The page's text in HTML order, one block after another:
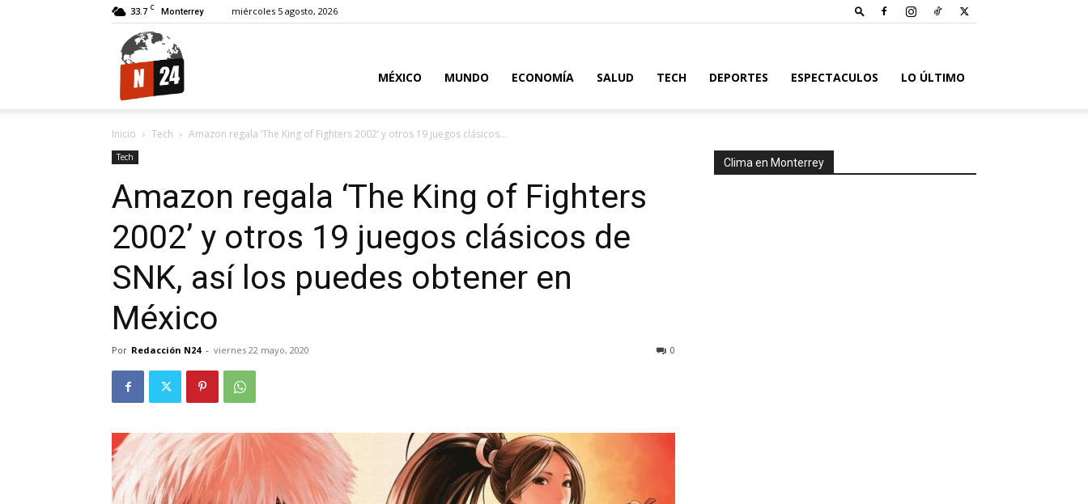
33.7 C Monterrey miércoles 5 agosto, 2026
MÉXICO MUNDO ECONOMÍA SALUD TECH DEPORTES ESPECTACULOS LO ÚLTIMO
Inicio Tech Amazon regala ‘The King of Fighters 2002’ y otros 19 juegos clásicos...
Tech
Amazon regala ‘The King of Fighters
2002’ y otros 19 juegos clásicos de
SNK, así los puedes obtener en
México
Por Redacción N24 - viernes 22 mayo, 2020 0
Clima en Monterrey